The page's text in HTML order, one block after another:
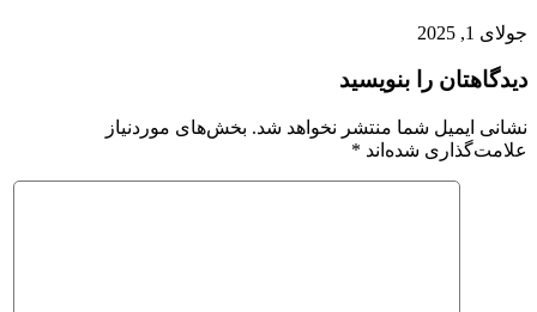
جولای 1, 2025
دیدگاهتان را بنویسید
نشانی ایمیل شما منتشر نخواهد شد. بخش‌های موردنیاز
علامت‌گذاری شده‌اند *